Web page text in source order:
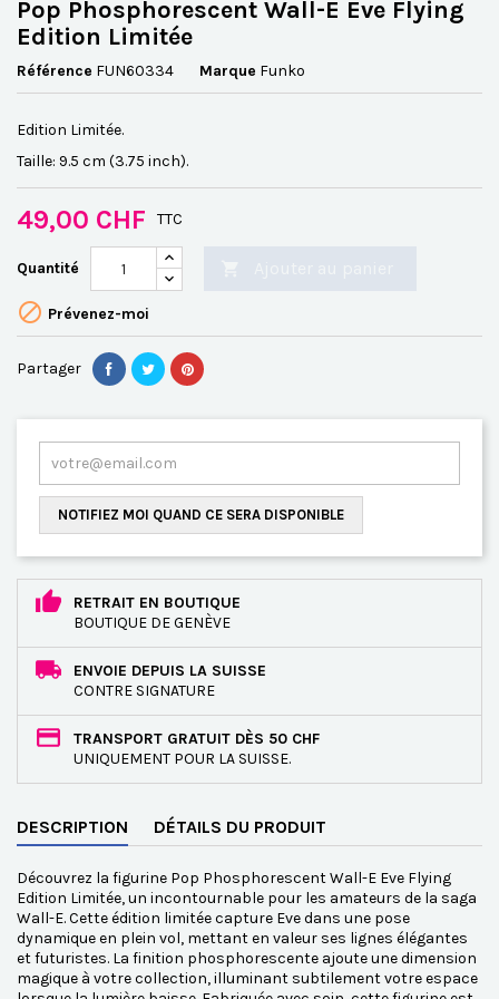
Pop Phosphorescent Wall-E Eve Flying
Edition Limitée
Référence FUN60334 Marque Funko
Edition Limitée.
Taille: 9.5 cm (3.75 inch).
49,00 CHF TTC
Quantité
 Prévenez-moi
Partager
NOTIFIEZ MOI QUAND CE SERA DISPONIBLE
RETRAIT EN BOUTIQUE
BOUTIQUE DE GENÈVE
ENVOIE DEPUIS LA SUISSE
CONTRE SIGNATURE
TRANSPORT GRATUIT DÈS 50 CHF
UNIQUEMENT POUR LA SUISSE.
DESCRIPTION DÉTAILS DU PRODUIT
Découvrez la figurine Pop Phosphorescent Wall-E Eve Flying
Edition Limitée, un incontournable pour les amateurs de la saga
Wall-E. Cette édition limitée capture Eve dans une pose
dynamique en plein vol, mettant en valeur ses lignes élégantes
et futuristes. La finition phosphorescente ajoute une dimension
magique à votre collection, illuminant subtilement votre espace